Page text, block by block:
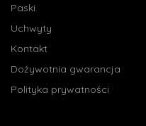
Paski
Uchwyty
Kontakt
Dożywotnia gwarancja
Polityka prywatności